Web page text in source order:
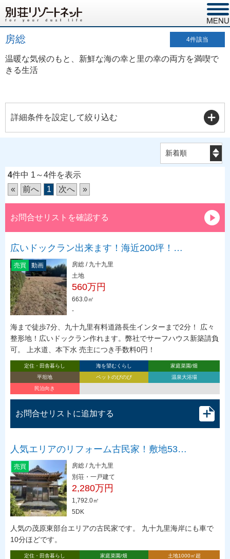
房総 4件該当
温暖な気候のもと、新鮮な海の幸と里の幸の両方を満喫で
きる生活
詳細条件を設定して絞り込む
4件中 1～4件を表示
«
前へ 1 次へ »
お問合せリストを確認する
広いドックラン出来ます！海近200坪！…
売買 動画
房総 / 九十九里
土地
560万円
663.0㎡
-
海まで徒歩7分、九十九里有料道路長生インターまで2分！ 広々
整形地！広いドックラン作れます。弊社でサーフハウス新築請負
可。 上水道、本下水 売主につき手数料0円！
定住・田舎暮らし 海を望むくらし
家庭菜園/畑
平坦地
ペットのびのび
温泉大浴場
民泊向き
お問合せリストに追加する
人気エリアのリフォーム古民家！敷地53…
売買
房総 / 九十九里
別荘・一戸建て
2,280万円
1,792.0㎡
5DK
人気の茂原東部台エリアの古民家です。 九十九里海岸にも車で
10分ほどです。
定住・田舎暮らし 家庭菜園/畑
土地1000㎡超